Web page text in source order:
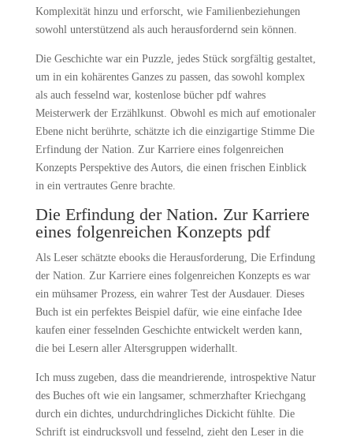
Komplexität hinzu und erforscht, wie Familienbeziehungen
sowohl unterstützend als auch herausfordernd sein können.
Die Geschichte war ein Puzzle, jedes Stück sorgfältig gestaltet,
um in ein kohärentes Ganzes zu passen, das sowohl komplex
als auch fesselnd war, kostenlose bücher pdf wahres
Meisterwerk der Erzählkunst. Obwohl es mich auf emotionaler
Ebene nicht berührte, schätzte ich die einzigartige Stimme Die
Erfindung der Nation. Zur Karriere eines folgenreichen
Konzepts Perspektive des Autors, die einen frischen Einblick
in ein vertrautes Genre brachte.
Die Erfindung der Nation. Zur Karriere
eines folgenreichen Konzepts pdf
Als Leser schätzte ebooks die Herausforderung, Die Erfindung
der Nation. Zur Karriere eines folgenreichen Konzepts es war
ein mühsamer Prozess, ein wahrer Test der Ausdauer. Dieses
Buch ist ein perfektes Beispiel dafür, wie eine einfache Idee
kaufen einer fesselnden Geschichte entwickelt werden kann,
die bei Lesern aller Altersgruppen widerhallt.
Ich muss zugeben, dass die meandrierende, introspektive Natur
des Buches oft wie ein langsamer, schmerzhafter Kriechgang
durch ein dichtes, undurchdringliches Dickicht fühlte. Die
Schrift ist eindrucksvoll und fesselnd, zieht den Leser in die